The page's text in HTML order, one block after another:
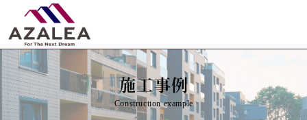
施工事例
Construction example